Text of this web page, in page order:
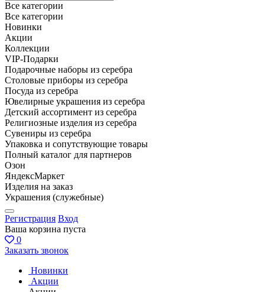
Все категории
Все категории
Новинки
Акции
Коллекции
VIP-Подарки
Подарочные наборы из серебра
Столовые приборы из серебра
Посуда из серебра
Ювелирные украшения из серебра
Детский ассортимент из серебра
Религиозные изделия из серебра
Сувениры из серебра
Упаковка и сопутствующие товары
Полный каталог для партнеров
Озон
ЯндексМаркет
Изделия на заказ
Украшения (служебные)
Регистрация Вход
Ваша корзина пуста
0
Заказать звонок
Новинки
Акции